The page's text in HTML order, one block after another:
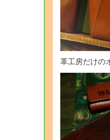
革工房だけの